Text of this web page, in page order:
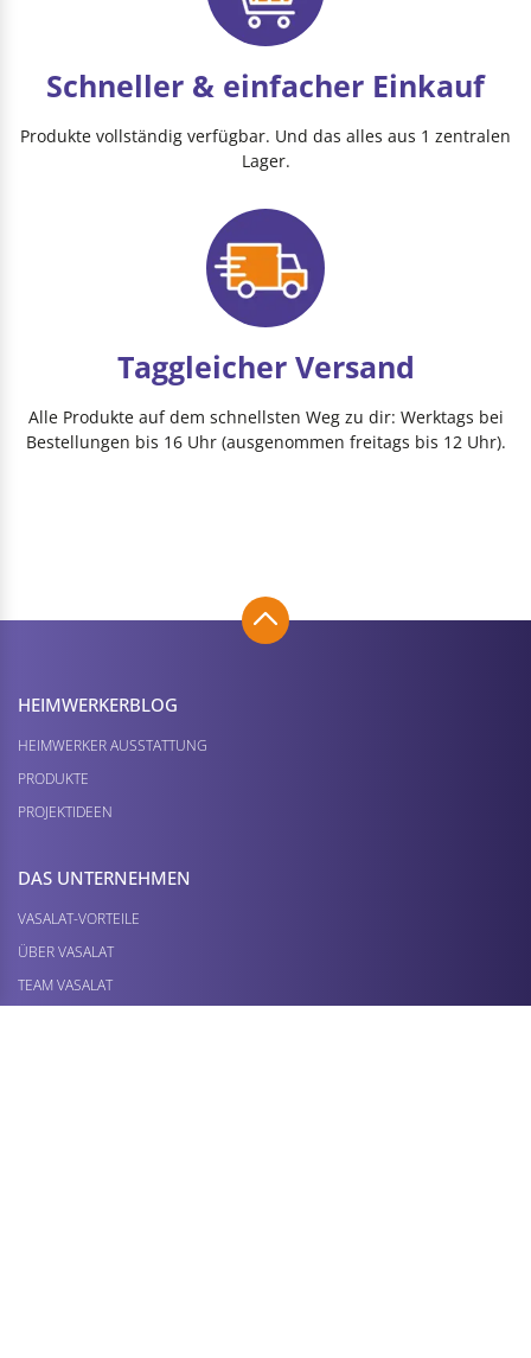
Schneller & einfacher Einkauf
Produkte vollständig verfügbar. Und das alles aus 1 zentralen
Lager.
Taggleicher Versand
Alle Produkte auf dem schnellsten Weg zu dir: Werktags bei
Bestellungen bis 16 Uhr (ausgenommen freitags bis 12 Uhr).
HEIMWERKER­BLOG
HEIMWERKER AUSSTATTUNG
PRODUKTE
PROJEKTIDEEN
DAS UNTERNEHMEN
VASALAT-VORTEILE
ÜBER VASALAT
TEAM VASALAT